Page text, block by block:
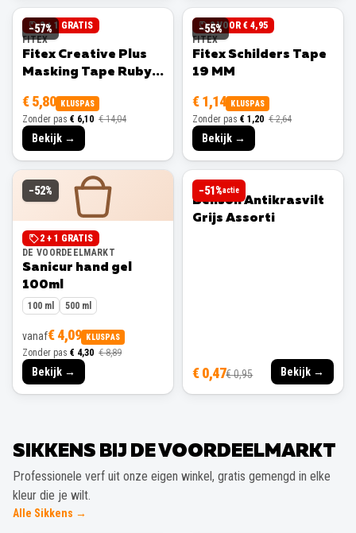
−57%
3 + 1 GRATIS
FITEX
Fitex Creative Plus
Masking Tape Ruby
€ 5,80 KLUSPAS
Zonder pas € 6,10 € 14,04
Bekijk →
−55%
3 VOOR € 4,95
FITEX
Fitex Schilders Tape
19 MM
€ 1,14 KLUSPAS
Zonder pas € 1,20 € 2,64
Bekijk →
−52%
2 + 1 GRATIS
DE VOORDEELMARKT
Sanicur hand gel
100ml
100 ml 500 ml
vanaf€ 4,09 KLUSPAS
Zonder pas € 4,30 € 8,89
Bekijk →
−51%actie
BENSON
Benson Antikrasvilt
Grijs Assorti
€ 0,47€ 0,95 Bekijk →
SIKKENS BIJ DE VOORDEELMARKT
Professionele verf uit onze eigen winkel, gratis gemengd in elke
kleur die je wilt.
Alle Sikkens →